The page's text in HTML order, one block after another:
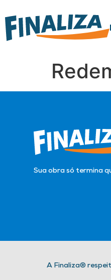
Sua obra só termina
A Finaliza®